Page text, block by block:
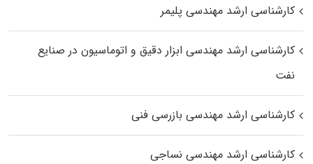
کارشناسی ارشد مهندسی پلیمر
کارشناسی ارشد مهندسی ابزار دقیق و اتوماسیون در صنایع
نفت
کارشناسی ارشد مهندسی بازرسی فنی
کارشناسی ارشد مهندسی نساجی